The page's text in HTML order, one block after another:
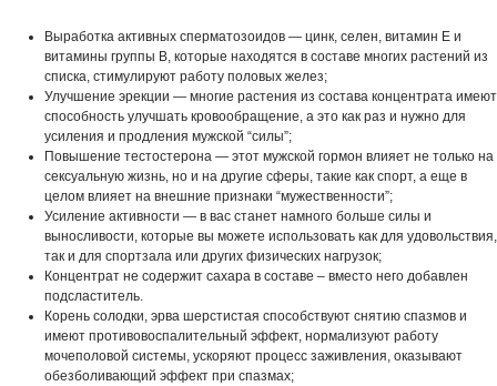
Выработка активных сперматозоидов — цинк, селен, витамин Е и
витамины группы В, которые находятся в составе многих растений из
списка, стимулируют работу половых желез;
Улучшение эрекции — многие растения из состава концентрата имеют
способность улучшать кровообращение, а это как раз и нужно для
усиления и продления мужской “силы”;
Повышение тестостерона — этот мужской гормон влияет не только на
сексуальную жизнь, но и на другие сферы, такие как спорт, а еще в
целом влияет на внешние признаки “мужественности”;
Усиление активности — в вас станет намного больше силы и
выносливости, которые вы можете использовать как для удовольствия,
так и для спортзала или других физических нагрузок;
Концентрат не содержит сахара в составе – вместо него добавлен
подсластитель.
Корень солодки, эрва шерстистая способствуют снятию спазмов и
имеют противовоспалительный эффект, нормализуют работу
мочеполовой системы, ускоряют процесс заживления, оказывают
обезболивающий эффект при спазмах;